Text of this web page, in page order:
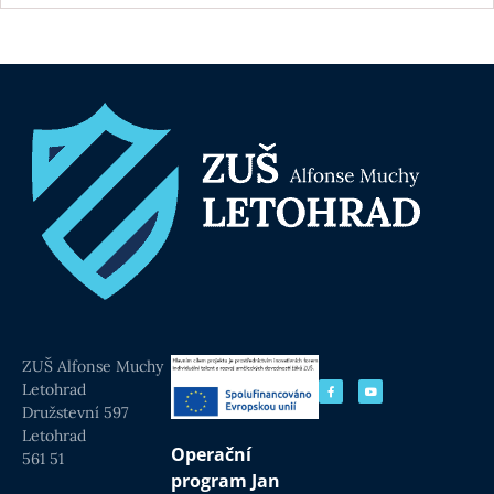
ZUŠ Alfonse Muchy
Letohrad
Družstevní 597
Letohrad
561 51
Operační
program Jan